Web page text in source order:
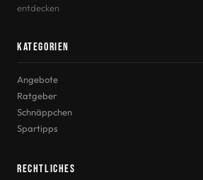
entdecken
Kategorien
Angebote
Ratgeber
Schnäppchen
Spartipps
Rechtliches